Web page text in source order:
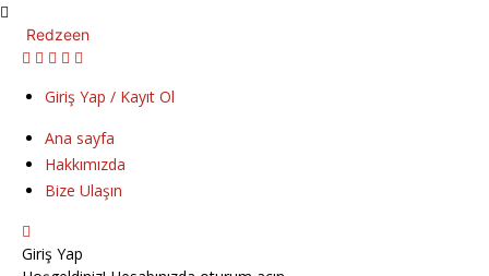
Redzeen
Giriş Yap / Kayıt Ol
Ana sayfa
Hakkımızda
Bize Ulaşın
Giriş Yap